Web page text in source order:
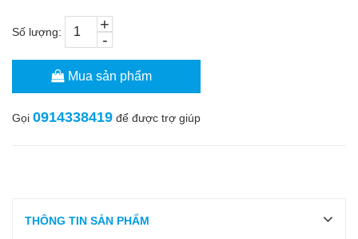
Số lượng: -
+
Mua sản phẩm
Gọi 0914338419 để được trợ giúp
THÔNG TIN SẢN PHẨM